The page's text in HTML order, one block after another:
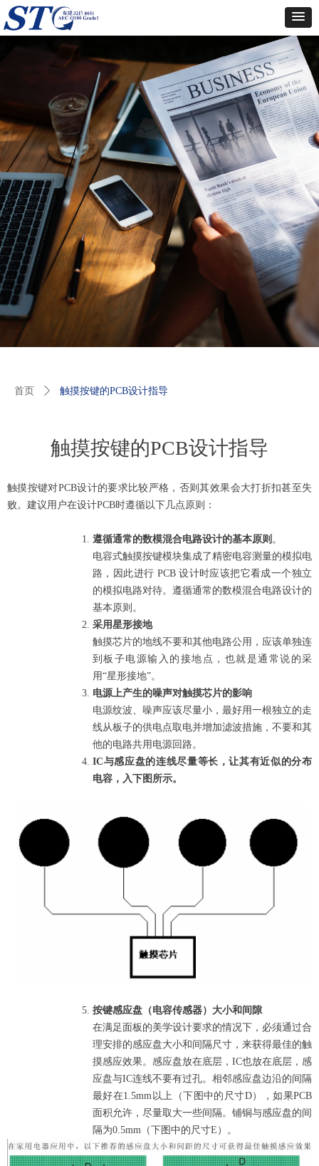
触摸按键的PCB设计指导
触摸按键对PCB设计的要求比较严格，否则其效果会大打折扣甚至失
败。建议用户在设计PCB时遵循以下几点原则：
遵循通常的数模混合电路设计的基本原则 。
电容式触摸按键模块集成了精密电容测量的模拟电
路，因此进行 PCB设计时应该把它看成一个独立
的模拟电路对待。遵循通常的数模混合电路设计的
基本原则。
采用星形接地
触摸芯片的地线不要和其他电路公用，应该单独连
到板子电源输入的接地点，也就是通常说的采
用“星形接地”。
电源上产生的噪声对触摸芯片的影响
电源纹波、噪声应该尽量小，最好用一根独立的走
线从板子的供电点取电并增加滤波措施，不要和其
他的电路共用电源回路。
IC与感应盘的连线尽量等长，让其有近似的分布
电容，入下图所示。
按键感应盘（电容传感器）大小和间隙
在满足面板的美学设计要求的情况下，必须通过合
理安排的感应盘大小和间隔尺寸，来获得最佳的触
摸感应效果。感应盘放在底层， IC也放在底层，感
应盘与IC连线不要有过孔。相邻感应盘边沿的间隔
最好在1.5mm 以上（下图中的尺寸D），如果PCB
面积允许，尽量取大一些间隔。铺铜与感应盘的间
隔为0.5mm （下图中的尺寸E ）。
首页 ꄲ 触摸按键的PCB设计指导